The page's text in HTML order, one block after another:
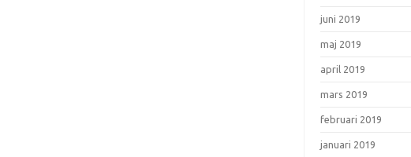
juni 2019
maj 2019
april 2019
mars 2019
februari 2019
januari 2019